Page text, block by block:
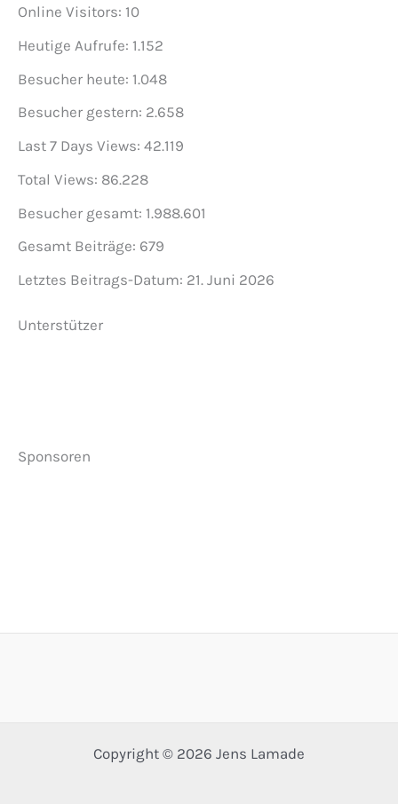
Online Visitors: 10
Heutige Aufrufe: 1.152
Besucher heute: 1.048
Besucher gestern: 2.658
Last 7 Days Views: 42.119
Total Views: 86.228
Besucher gesamt: 1.988.601
Gesamt Beiträge: 679
Letztes Beitrags-Datum: 21. Juni 2026
Unterstützer
Sponsoren
Copyright © 2026 Jens Lamade